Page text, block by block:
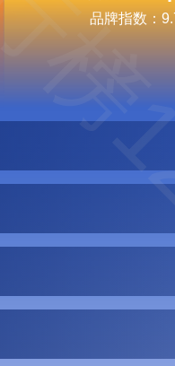
品牌指数：